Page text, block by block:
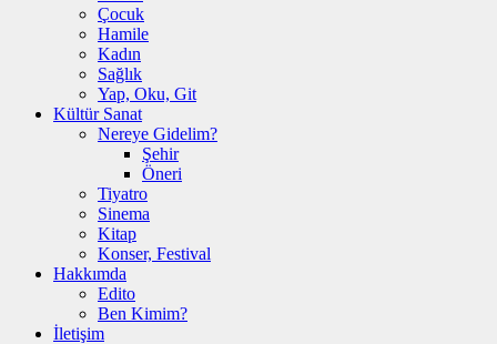
Çocuk
Hamile
Kadın
Sağlık
Yap, Oku, Git
Kültür Sanat
Nereye Gidelim?
Şehir
Öneri
Tiyatro
Sinema
Kitap
Konser, Festival
Hakkımda
Edito
Ben Kimim?
İletişim